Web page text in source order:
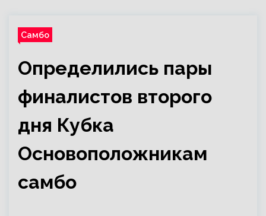
Самбо
Определились пары
финалистов второго
дня Кубка
Основоположникам
самбо